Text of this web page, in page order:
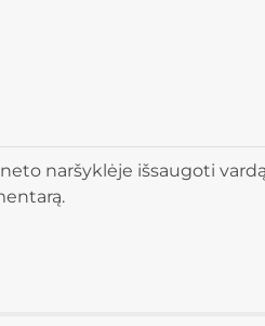
naršyklėje išsaugoti